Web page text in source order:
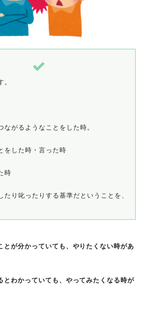
ながるようなことをした時。
をした時・言った時
時
たり叱ったりする基準だということを、
とが分かっていても、やりたくない時があ
とわかっていても、やってみたくなる時が